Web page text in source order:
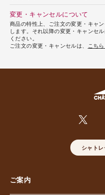
変更・キャンセルについて
商品の特性上、ご注文の変更・キャ
します。それ以降の変更・キャンセ
ください。
ご注文の変更・キャンセルは、
こち
シャト
ご案内